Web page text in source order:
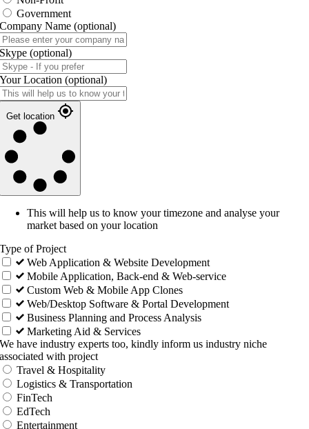
Government
Company Name (optional)
Skype (optional)
Your Location (optional)
Get location
This will help us to know your timezone and analyse your
market based on your location
Type of Project
Web Application & Website Development
Mobile Application, Back-end & Web-service
Custom Web & Mobile App Clones
Web/Desktop Software & Portal Development
Business Planning and Process Analysis
Marketing Aid & Services
We have industry experts too, kindly inform us industry niche
associated with project
Travel & Hospitality
Logistics & Transportation
FinTech
EdTech
Entertainment